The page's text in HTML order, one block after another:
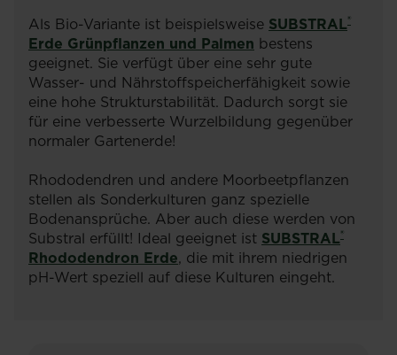
Als Bio-Variante ist beispielsweise SUBSTRAL®
Erde Grünpflanzen und Palmen bestens
geeignet. Sie verfügt über eine sehr gute
Wasser- und Nährstoffspeicherfähigkeit sowie
eine hohe Strukturstabilität. Dadurch sorgt sie
für eine verbesserte Wurzelbildung gegenüber
normaler Gartenerde!
Rhododendren und andere Moorbeetpflanzen
stellen als Sonderkulturen ganz spezielle
Bodenansprüche. Aber auch diese werden von
Substral erfüllt! Ideal geeignet ist SUBSTRAL®
Rhododendron Erde, die mit ihrem niedrigen
pH-Wert speziell auf diese Kulturen eingeht.